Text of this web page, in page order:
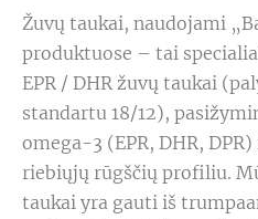
Žuvų taukai, naudojami
produktuose – tai
EPR / DHR žuvų taukai
standartu 18/12),
omega-3 (EPR, DHR,
riebiųjų rūgščių profiliu.
taukai yra gauti iš